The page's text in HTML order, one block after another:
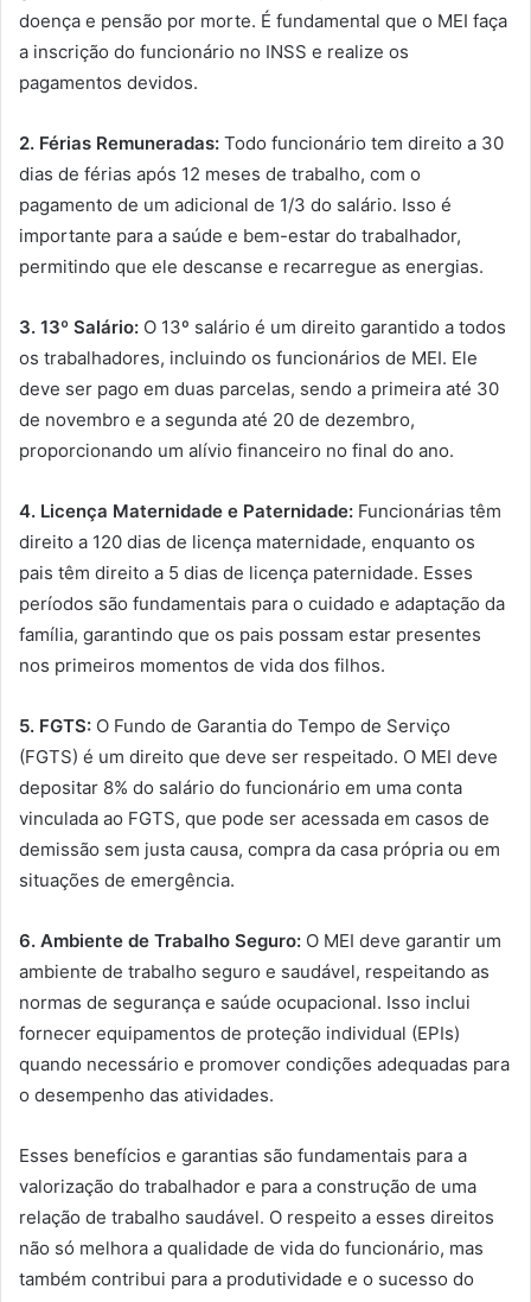
doença e pensão por morte. É fundamental que o MEI faça
a inscrição do funcionário no INSS e realize os
pagamentos devidos.
2. Férias Remuneradas: Todo funcionário tem direito a 30
dias de férias após 12 meses de trabalho, com o
pagamento de um adicional de 1/3 do salário. Isso é
importante para a saúde e bem-estar do trabalhador,
permitindo que ele descanse e recarregue as energias.
3. 13º Salário: O 13º salário é um direito garantido a todos
os trabalhadores, incluindo os funcionários de MEI. Ele
deve ser pago em duas parcelas, sendo a primeira até 30
de novembro e a segunda até 20 de dezembro,
proporcionando um alívio financeiro no final do ano.
4. Licença Maternidade e Paternidade: Funcionárias têm
direito a 120 dias de licença maternidade, enquanto os
pais têm direito a 5 dias de licença paternidade. Esses
períodos são fundamentais para o cuidado e adaptação da
família, garantindo que os pais possam estar presentes
nos primeiros momentos de vida dos filhos.
5. FGTS: O Fundo de Garantia do Tempo de Serviço
(FGTS) é um direito que deve ser respeitado. O MEI deve
depositar 8% do salário do funcionário em uma conta
vinculada ao FGTS, que pode ser acessada em casos de
demissão sem justa causa, compra da casa própria ou em
situações de emergência.
6. Ambiente de Trabalho Seguro: O MEI deve garantir um
ambiente de trabalho seguro e saudável, respeitando as
normas de segurança e saúde ocupacional. Isso inclui
fornecer equipamentos de proteção individual (EPIs)
quando necessário e promover condições adequadas para
o desempenho das atividades.
Esses benefícios e garantias são fundamentais para a
valorização do trabalhador e para a construção de uma
relação de trabalho saudável. O respeito a esses direitos
não só melhora a qualidade de vida do funcionário, mas
também contribui para a produtividade e o sucesso do